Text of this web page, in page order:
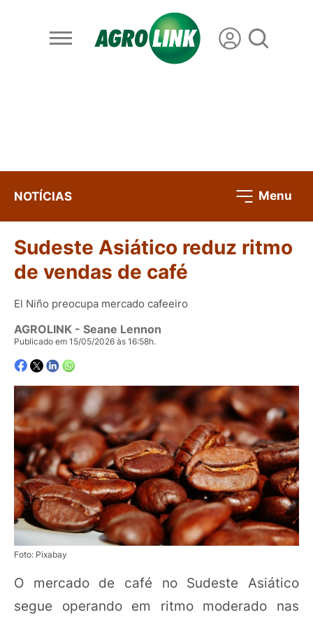
NOTÍCIAS Menu
Sudeste Asiático reduz ritmo
de vendas de café
El Niño preocupa mercado cafeeiro
AGROLINK - Seane Lennon
Publicado em 15/05/2026 às 16:58h.
Foto: Pixabay
O mercado de café no Sudeste Asiático
segue operando em ritmo moderado nas